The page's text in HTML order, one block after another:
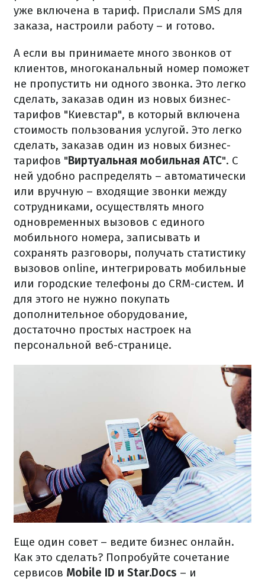
уже включена в тариф. Прислали SMS для
заказа, настроили работу – и готово.
А если вы принимаете много звонков от
клиентов, многоканальный номер поможет
не пропустить ни одного звонка. Это легко
сделать, заказав один из новых бизнес-
тарифов "Киевстар", в который включена
стоимость пользования услугой. Это легко
сделать, заказав один из новых бизнес-
тарифов "Виртуальная мобильная АТС". С
ней удобно распределять – автоматически
или вручную – входящие звонки между
сотрудниками, осуществлять много
одновременных вызовов с единого
мобильного номера, записывать и
сохранять разговоры, получать статистику
вызовов online, интегрировать мобильные
или городские телефоны до CRM-систем. И
для этого не нужно покупать
дополнительное оборудование,
достаточно простых настроек на
персональной веб-странице.
Еще один совет – ведите бизнес онлайн.
Как это сделать? Попробуйте сочетание
сервисов Mobile ID и Star.Docs – и